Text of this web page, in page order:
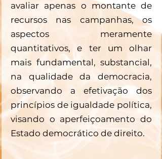
avaliar apenas o montante de
recursos nas campanhas, os
aspectos meramente
quantitativos, e ter um olhar
mais fundamental, substancial,
na qualidade da democracia,
observando a efetivação dos
princípios de igualdade política,
visando o aperfeiçoamento do
Estado democrático de direito.